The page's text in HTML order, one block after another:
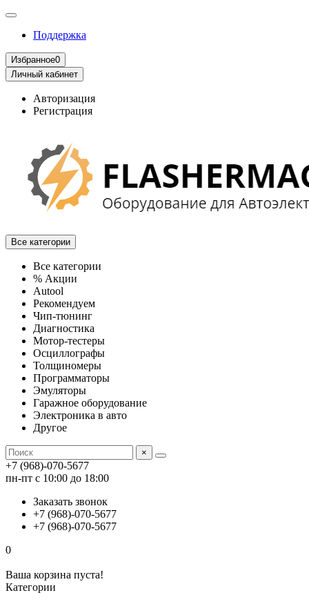
Поддержка
Избранное0
Личный кабинет
Авторизация
Регистрация
Все категории
Все категории
% Акции
Autool
Рекомендуем
Чип-тюнинг
Диагностика
Мотор-тестеры
Осциллографы
Толщиномеры
Программаторы
Эмуляторы
Гаражное оборудование
Электроника в авто
Другое
×
+7 (968)-070-5677
пн-пт с 10:00 до 18:00
Заказать звонок
+7 (968)-070-5677
+7 (968)-070-5677
0
Ваша корзина пуста!
Категории